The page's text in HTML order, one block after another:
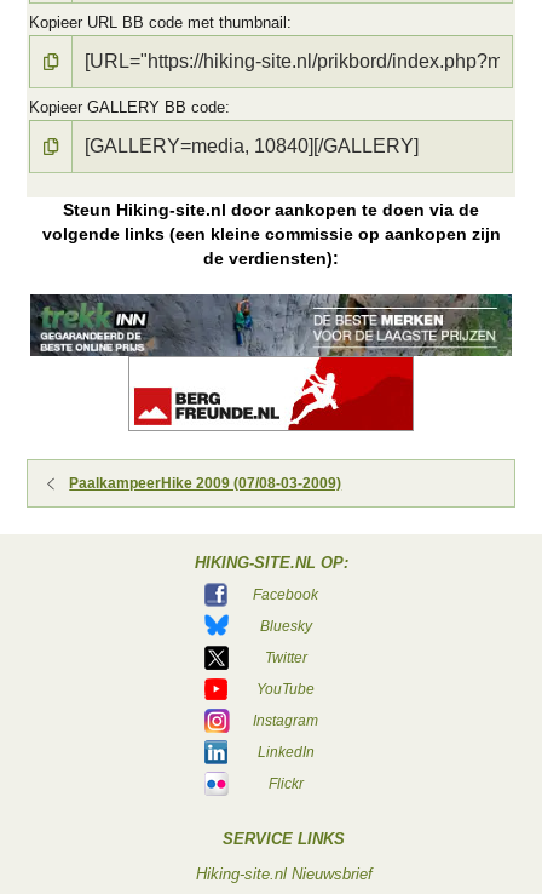
Kopieer URL BB code met thumbnail
Kopieer GALLERY BB code
Steun Hiking-site.nl door aankopen te doen via de
volgende links (een kleine commissie op aankopen zijn
de verdiensten):
PaalkampeerHike 2009 (07/08-03-2009)
HIKING-SITE.NL OP:
Facebook
Bluesky
Twitter
YouTube
Instagram
LinkedIn
Flickr
SERVICE LINKS
Hiking-site.nl Nieuwsbrief